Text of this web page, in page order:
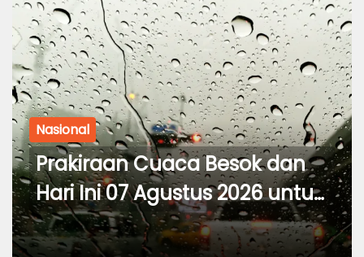
Nasional
Prakiraan Cuaca Besok dan
Hari Ini 07 Agustus 2026 untuk
Wilayah DKI Jakarta